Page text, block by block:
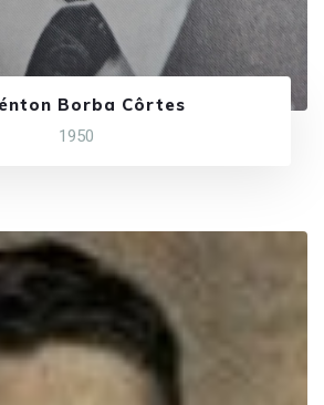
Borba Côrtes
1950